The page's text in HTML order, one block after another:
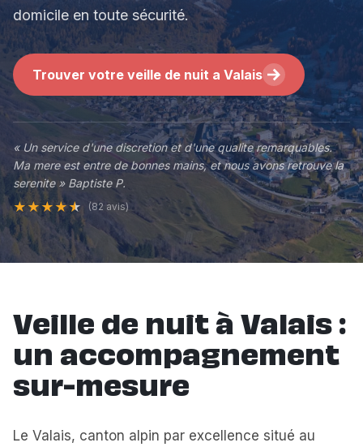
domicile en toute sécurité.
Trouver votre veille de nuit a Valais
« Un service d'une discretion et d'une qualite remarquables.
Ma mere est entre de bonnes mains, et nous avons retrouve la
serenite » Baptiste P.
★★★★★ (82 avis)
Veille de nuit à Valais :
un accompagnement
sur-mesure
Le Valais, canton alpin par excellence situé au